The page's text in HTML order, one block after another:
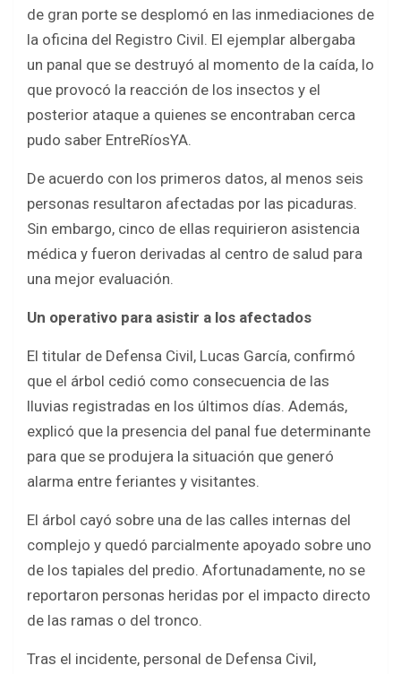
de gran porte se desplomó en las inmediaciones de
la oficina del Registro Civil. El ejemplar albergaba
un panal que se destruyó al momento de la caída, lo
que provocó la reacción de los insectos y el
posterior ataque a quienes se encontraban cerca
pudo saber EntreRíosYA.
De acuerdo con los primeros datos, al menos seis
personas resultaron afectadas por las picaduras.
Sin embargo, cinco de ellas requirieron asistencia
médica y fueron derivadas al centro de salud para
una mejor evaluación.
Un operativo para asistir a los afectados
El titular de Defensa Civil, Lucas García, confirmó
que el árbol cedió como consecuencia de las
lluvias registradas en los últimos días. Además,
explicó que la presencia del panal fue determinante
para que se produjera la situación que generó
alarma entre feriantes y visitantes.
El árbol cayó sobre una de las calles internas del
complejo y quedó parcialmente apoyado sobre uno
de los tapiales del predio. Afortunadamente, no se
reportaron personas heridas por el impacto directo
de las ramas o del tronco.
Tras el incidente, personal de Defensa Civil,